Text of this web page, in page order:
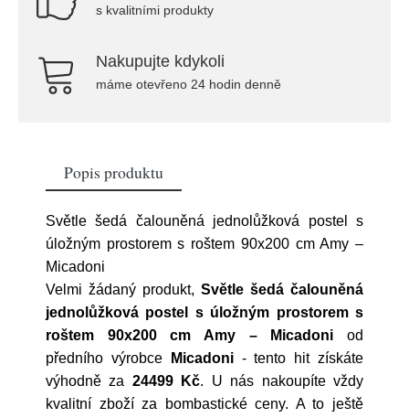
s kvalitními produkty
Nakupujte kdykoli
máme otevřeno 24 hodin denně
Popis produktu
Světle šedá čalouněná jednolůžková postel s
úložným prostorem s roštem 90x200 cm Amy –
Micadoni
Velmi žádaný produkt, Světle šedá čalouněná
jednolůžková postel s úložným prostorem s
roštem 90x200 cm Amy – Micadoni od
předního výrobce
Micadoni- tento hit získáte
výhodně za 24499 Kč. U nás nakoupíte vždy
kvalitní zboží za bombastické ceny. A to ještě